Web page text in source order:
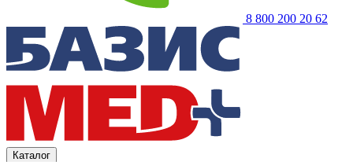
8 800 200 20 62
Каталог